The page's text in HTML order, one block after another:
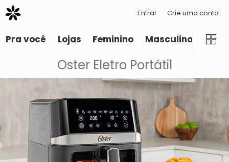
Entrar Crie uma conta
Pra você Lojas Feminino Masculino
Oster Eletro Portátil